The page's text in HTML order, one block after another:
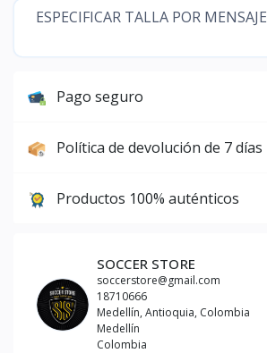
ESPECIFICAR TALLA POR MENSAJE
Pago seguro
Política de devolución de 7 días
Productos 100% auténticos
SOCCER STORE
soccerstore@gmail.com
18710666
Medellín, Antioquia, Colombia
Medellín
Colombia